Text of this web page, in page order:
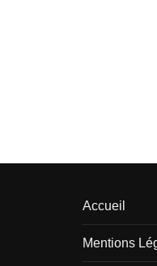
Accueil
Mentions